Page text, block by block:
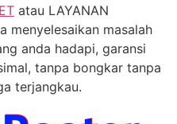
atau LAYANAN
menyelesaikan masalah
anda hadapi, garansi
tanpa bongkar tanpa
terjangkau.